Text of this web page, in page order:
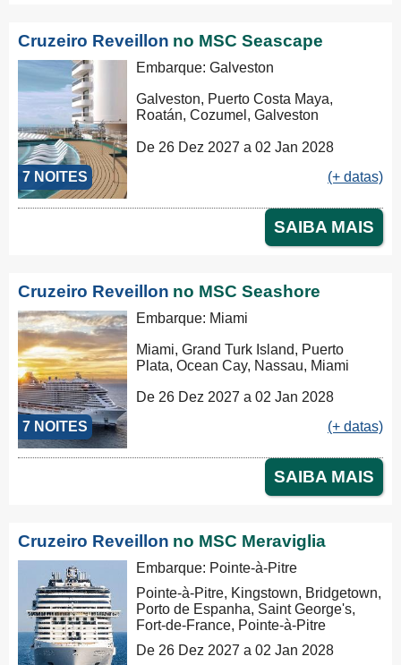
Cruzeiro Reveillon no MSC Seascape
7 NOITES
Embarque: Galveston
Galveston, Puerto Costa Maya,
Roatán, Cozumel, Galveston
De 26 Dez 2027 a 02 Jan 2028
(+ datas)
SAIBA MAIS
Cruzeiro Reveillon no MSC Seashore
7 NOITES
Embarque: Miami
Miami, Grand Turk Island, Puerto
Plata, Ocean Cay, Nassau, Miami
De 26 Dez 2027 a 02 Jan 2028
(+ datas)
SAIBA MAIS
Cruzeiro Reveillon no MSC Meraviglia
Embarque: Pointe-à-Pitre
Pointe-à-Pitre, Kingstown, Bridgetown,
Porto de Espanha, Saint George's,
Fort-de-France, Pointe-à-Pitre
De 26 Dez 2027 a 02 Jan 2028